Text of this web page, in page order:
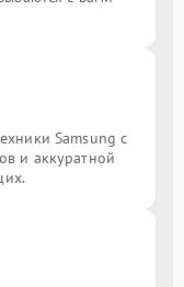
Samsung с
и аккуратной